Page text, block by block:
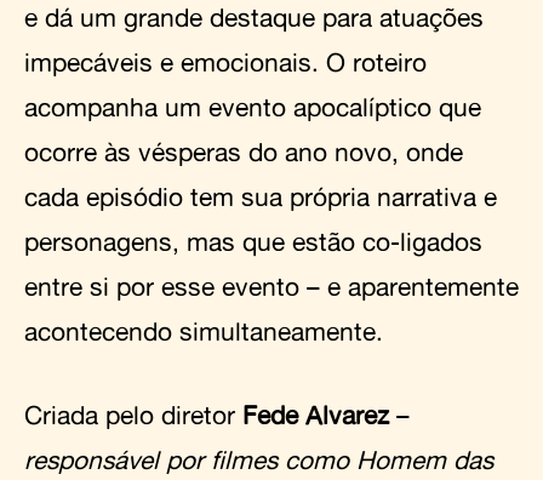
e dá um grande destaque para atuações
impecáveis e emocionais. O roteiro
acompanha um evento apocalíptico que
ocorre às vésperas do ano novo, onde
cada episódio tem sua própria narrativa e
personagens, mas que estão co-ligados
entre si por esse evento – e aparentemente
acontecendo simultaneamente.
Criada pelo diretor Fede Alvarez–
responsável por filmes como Homem das